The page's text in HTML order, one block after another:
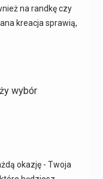
na randkę czy
kreacja sprawią,
wybór
okazję - Twoja